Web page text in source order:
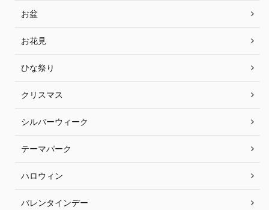
お盆
お花見
ひな祭り
クリスマス
シルバーウィーク
テーマパーク
ハロウィン
バレンタインデー